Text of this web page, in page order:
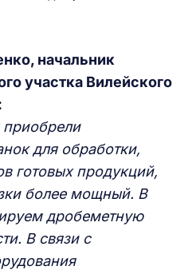
начальник
участка Вилейского
для обработки,
готовых продукций,
более мощный. В
дробеметную
В связи с